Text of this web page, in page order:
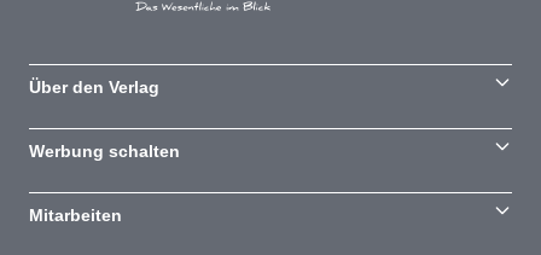
Über den Verlag
Werbung schalten
Mitarbeiten